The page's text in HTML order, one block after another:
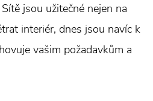
jsou užitečné nejen na
interiér, dnes jsou navíc k
vašim požadavkům a